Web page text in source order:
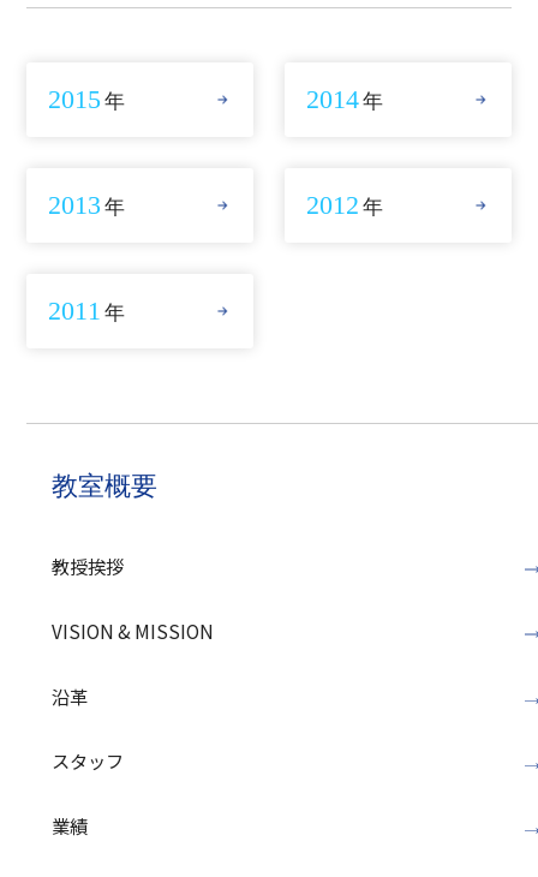
2015年 2014年
2013 年 2012 年
2011 年
教室概要
教授挨拶
VISION & MISSION
沿革
スタッフ
業績